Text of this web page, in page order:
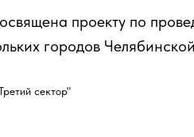
проекту по
городов
сектор"